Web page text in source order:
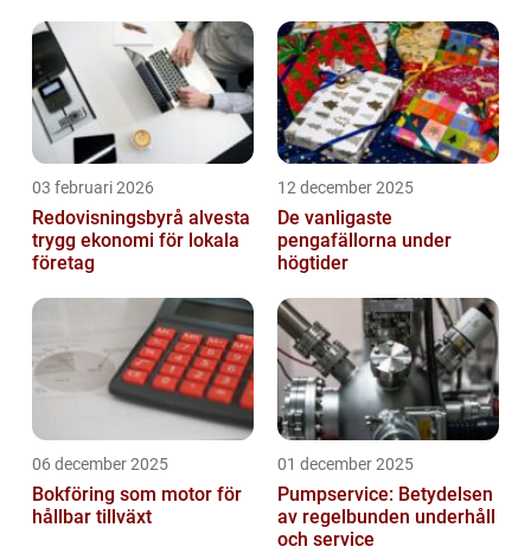
03 februari 2026
Redovisningsbyrå alvesta
trygg ekonomi för lokala
företag
12 december 2025
De vanligaste
pengafällorna under
högtider
06 december 2025
Bokföring som motor för
hållbar tillväxt
01 december 2025
Pumpservice: Betydelsen
av regelbunden underhåll
och service